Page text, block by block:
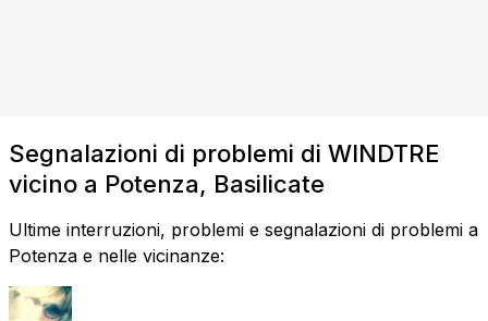
Segnalazioni di problemi di WINDTRE
vicino a Potenza, Basilicate
Ultime interruzioni, problemi e segnalazioni di problemi a
Potenza e nelle vicinanze: